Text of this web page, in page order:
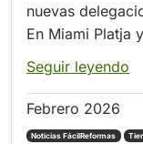
nuevas
En Miami Platja
Seguir leyendo
Febrero 2026
Noticias FácilReformas